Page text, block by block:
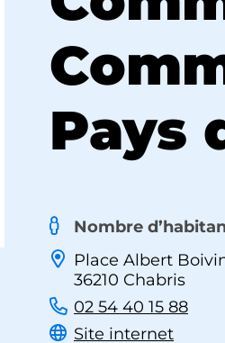
Pays
Nombre
Place Albert
36210 Chabris
02 54 40 15 88
Site internet